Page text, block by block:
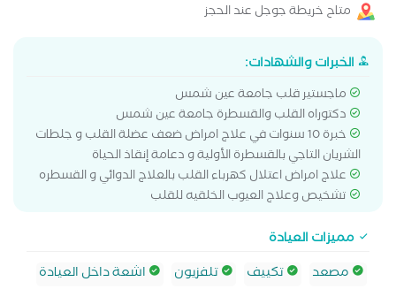
متاح خريطة جوجل عند الحجز
الخبرات والشهادات:
ماجستير قلب جامعة عين شمس
دكتوراه القلب والقسطرة جامعة عين شمس
خبرة 10 سنوات في علاج امراض ضعف عضلة القلب و جلطات
الشريان التاجي بالقسطرة الأولية و دعامة إنقاذ الحياة
علاج امراض اعتلال كهرباء القلب بالعلاج الدوائي و القسطره
تشخيص وعلاج العيوب الخلقيه للقلب
مميزات العيادة
مصعد
تكييف تلفزيون
اشعة داخل العيادة